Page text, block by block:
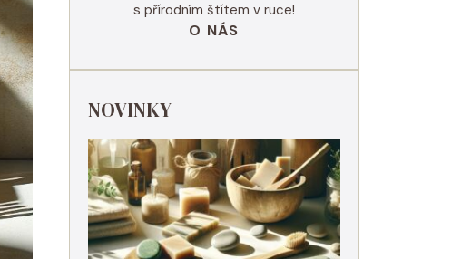
s přírodním štítem v ruce!
O NÁS
NOVINKY